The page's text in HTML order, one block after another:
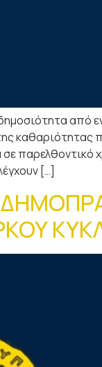
καθαριότητας
παρελθοντικό
[…]